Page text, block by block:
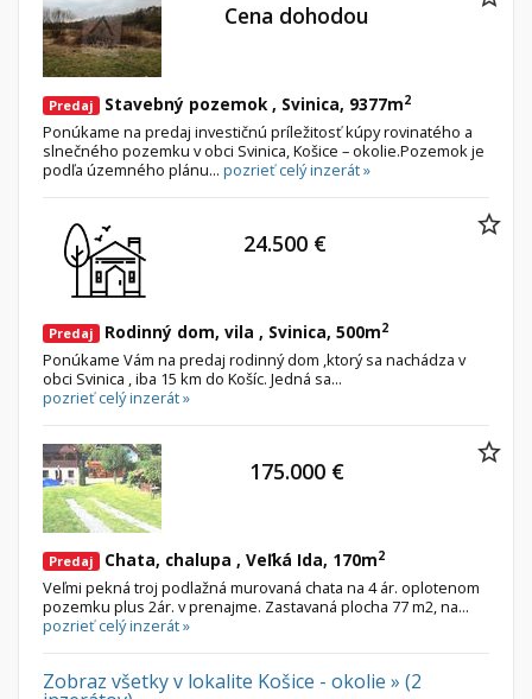
Predaj Stavebný pozemok , Svinica, 9377m2
Ponúkame na predaj investičnú príležitosť kúpy rovinatého a
slnečného pozemku v obci Svinica, Košice – okolie.Pozemok je
podľa územného plánu... pozrieť celý inzerát »
Cena dohodou
Predaj Rodinný dom, vila , Svinica, 500m2
Ponúkame Vám na predaj rodinný dom ,ktorý sa nachádza v
obci Svinica , iba 15 km do Košíc. Jedná sa...
pozrieť celý inzerát »
24.500 €
Predaj Chata, chalupa , Veľká Ida, 170m2
Veľmi pekná troj podlažná murovaná chata na 4 ár. oplotenom
pozemku plus 2ár. v prenajme. Zastavaná plocha 77 m2, na...
pozrieť celý inzerát »
175.000 €
Zobraz všetky v lokalite Košice - okolie » (2